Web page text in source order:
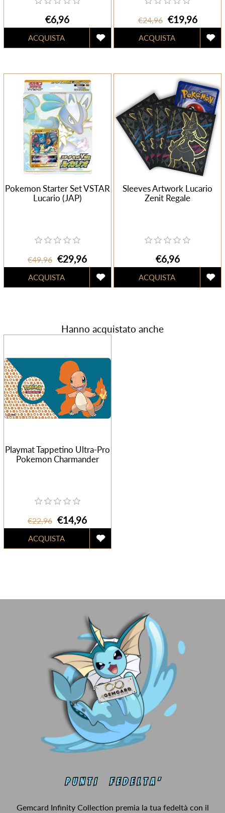
€6,96 €24,96 €19,96
Pokemon Starter Set VSTAR
Lucario (JAP)
€49,96 €29,96
Sleeves Artwork Lucario
Zenit Regale
€6,96
Hanno acquistato anche
Playmat Tappetino Ultra-Pro
Pokemon Charmander
€22,96 €14,96
Gemcard Infinity Collection premia la tua fedeltà con il